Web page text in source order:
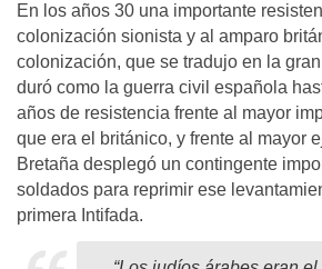
En los años 30 una importante
colonización sionista y al amparo
colonización, que se tradujo en la
duró como la guerra civil española
años de resistencia frente al mayor
que era el británico, y frente al mayor
Bretaña desplegó un contingente
soldados para reprimir ese
primera Intifada.